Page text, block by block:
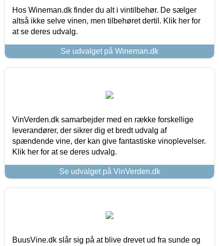
Hos Wineman.dk finder du alt i vintilbehør. De sælger
altså ikke selve vinen, men tilbehøret dertil. Klik her for
at se deres udvalg.
Se udvalget på Wineman.dk
VinVerden.dk samarbejder med en række forskellige
leverandører, der sikrer dig et bredt udvalg af
spændende vine, der kan give fantastiske vinoplevelser.
Klik her for at se deres udvalg.
Se udvalget på VinVerden.dk
BuusVine.dk slår sig på at blive drevet ud fra sunde og